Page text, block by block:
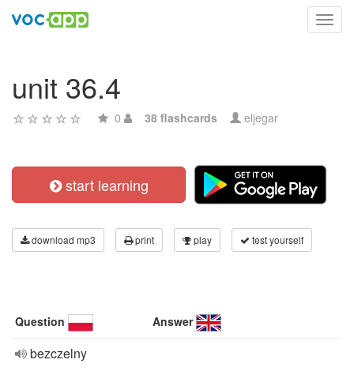
unit 36.4
0 38 flashcards eljegar
start learning
download mp3 print play test yourself
Question Answer
bezczelny